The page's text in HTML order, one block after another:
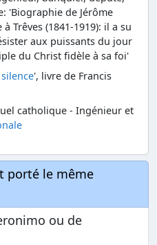
'Biographie de Jérôme
Trêves (1841-1919): il a su
aux puissants du jour
du Christ fidèle à sa foi'
', livre de Francis
catholique - Ingénieur et
porté le même
ou de